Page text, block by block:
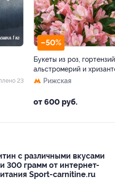
23
–50%
Букеты из роз,
альстромерий и
Рижская
от 600 руб.
с различными вкусами
300 грамм от интернет-
Sport-carnitine.ru